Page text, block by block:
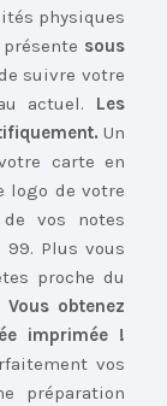
physiques
sous
suivre votre
actuel. Les
Un
carte en
logo de votre
vos notes
99. Plus vous
proche du
Vous obtenez
imprimée !
vos
préparation